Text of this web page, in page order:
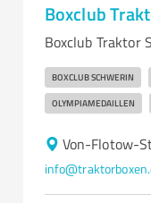
Boxclub
Boxclub Traktor
BOXCLUB SCHWERIN
OLYMPIAMEDAILLEN
Von-Flotow-